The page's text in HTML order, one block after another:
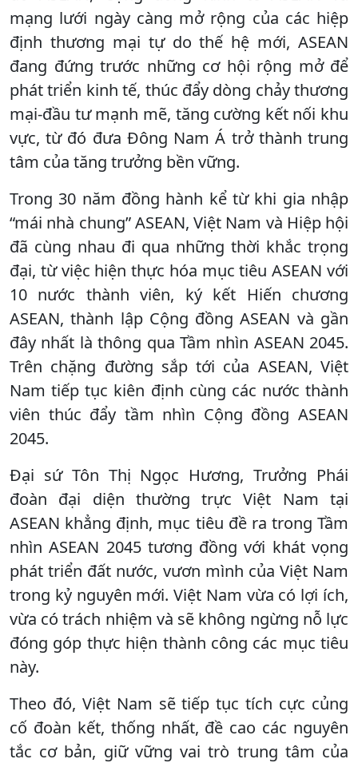
mạng lưới ngày càng mở rộng của các hiệp
định thương mại tự do thế hệ mới, ASEAN
đang đứng trước những cơ hội rộng mở để
phát triển kinh tế, thúc đẩy dòng chảy thương
mại-đầu tư mạnh mẽ, tăng cường kết nối khu
vực, từ đó đưa Đông Nam Á trở thành trung
tâm của tăng trưởng bền vững.
Trong 30 năm đồng hành kể từ khi gia nhập
“mái nhà chung” ASEAN, Việt Nam và Hiệp hội
đã cùng nhau đi qua những thời khắc trọng
đại, từ việc hiện thực hóa mục tiêu ASEAN với
10 nước thành viên, ký kết Hiến chương
ASEAN, thành lập Cộng đồng ASEAN và gần
đây nhất là thông qua Tầm nhìn ASEAN 2045.
Trên chặng đường sắp tới của ASEAN, Việt
Nam tiếp tục kiên định cùng các nước thành
viên thúc đẩy tầm nhìn Cộng đồng ASEAN
2045.
Đại sứ Tôn Thị Ngọc Hương, Trưởng Phái
đoàn đại diện thường trực Việt Nam tại
ASEAN khẳng định, mục tiêu đề ra trong Tầm
nhìn ASEAN 2045 tương đồng với khát vọng
phát triển đất nước, vươn mình của Việt Nam
trong kỷ nguyên mới. Việt Nam vừa có lợi ích,
vừa có trách nhiệm và sẽ không ngừng nỗ lực
đóng góp thực hiện thành công các mục tiêu
này.
Theo đó, Việt Nam sẽ tiếp tục tích cực củng
cố đoàn kết, thống nhất, đề cao các nguyên
tắc cơ bản, giữ vững vai trò trung tâm của